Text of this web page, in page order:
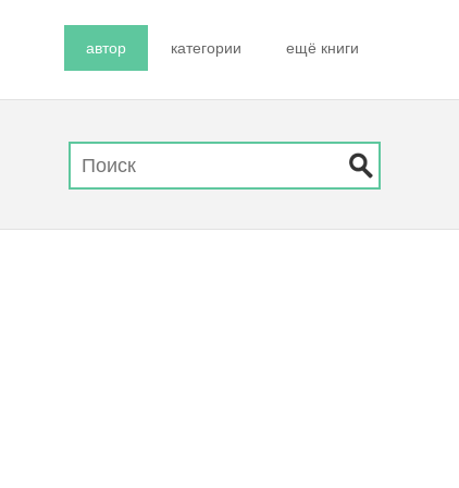
автор категории ещё книги